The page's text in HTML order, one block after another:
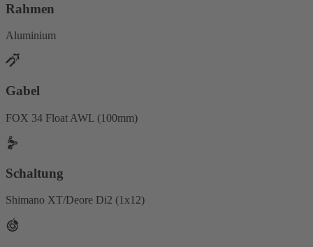
Rahmen
Aluminium
Gabel
FOX 34 Float AWL (100mm)
Schaltung
Shimano XT/Deore Di2 (1x12)